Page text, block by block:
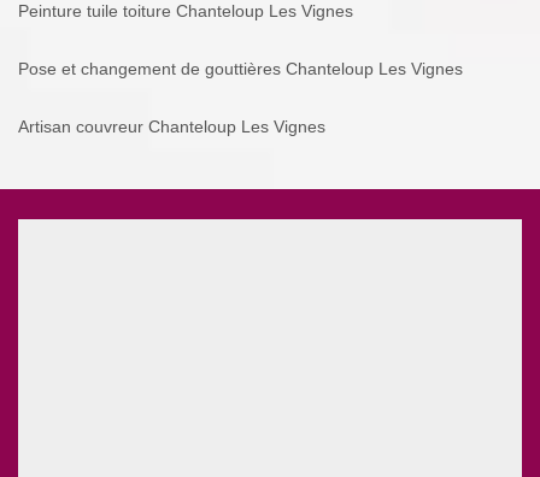
Peinture tuile toiture Chanteloup Les Vignes
Pose et changement de gouttières Chanteloup Les Vignes
Artisan couvreur Chanteloup Les Vignes